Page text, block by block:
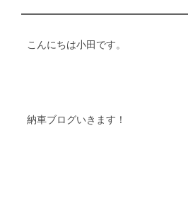
こんにちは小田です。
納車ブログいきます！